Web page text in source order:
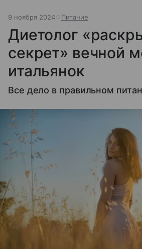
9 ноября 2024 Питание
Диетолог
секрет» вечной
итальянок
Все дело в правильном